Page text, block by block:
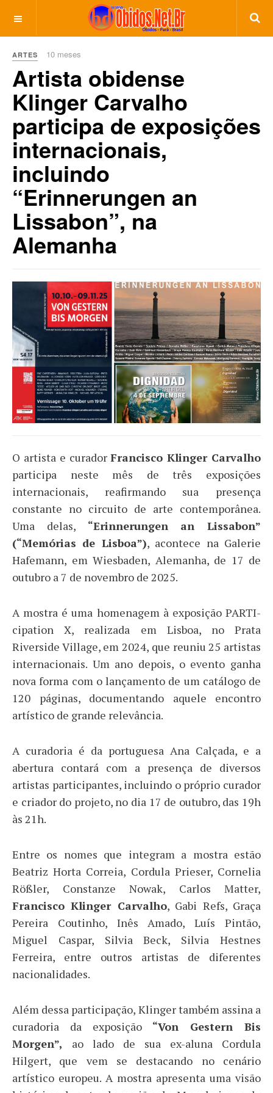
ARTES 10 meses
Artista obidense
Klinger Carvalho
participa de exposições
internacionais,
incluindo
“Erinnerungen an
Lissabon”, na
Alemanha
O artista e curadorFrancisco Klinger Carvalho
participa neste mês de três exposições
internacionais, reafirmando sua presença
constante no circuito de arte contemporânea.
Uma delas, “Erinnerungen an Lissabon”
(“Memórias de Lisboa”), acontece na Galerie
Hafemann, em Wiesbaden, Alemanha, de 17 de
outubro a 7 de novembro de 2025.
A mostra é uma homenagem à exposição PARTI-
cipation X, realizada em Lisboa, no Prata
Riverside Village, em 2024, que reuniu 25 artistas
internacionais. Um ano depois, o evento ganha
nova forma com o lançamento de um catálogo de
120 páginas, documentando aquele encontro
artístico de grande relevância.
A curadoria é da portuguesa Ana Calçada, e a
abertura contará com a presença de diversos
artistas participantes, incluindo o próprio curador
e criador do projeto, no dia 17 de outubro, das 19h
às 21h.
Entre os nomes que integram a mostra estão
Beatriz Horta Correia, Cordula Prieser, Cornelia
Rößler, Constanze Nowak, Carlos Matter,
Francisco Klinger Carvalho, Gabi Refs, Graça
Pereira Coutinho, Inês Amado, Luís Pintão,
Miguel Caspar, Silvia Beck, Silvia Hestnes
Ferreira, entre outros artistas de diferentes
nacionalidades.
Além dessa participação, Klinger também assina a
curadoria da exposição “Von Gestern Bis
Morgen”, ao lado de sua ex-aluna Cordula
Hilgert, que vem se destacando no cenário
artístico europeu. A mostra apresenta uma visão